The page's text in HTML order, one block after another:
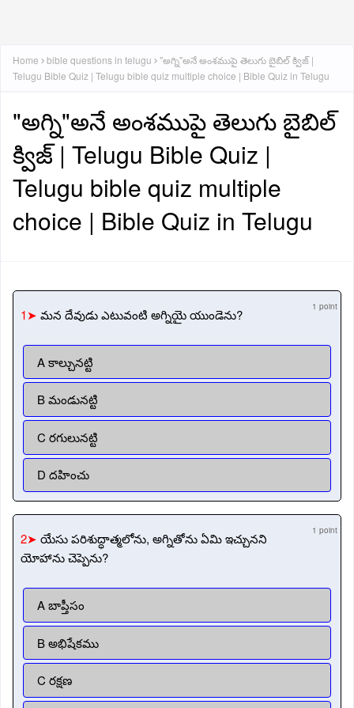
Home bible questions in telugu
"అగ్ని"అనే అంశముపై తెలుగు బైబిల్ క్విజ్ |
Telugu Bible Quiz | Telugu bible quiz multiple choice | Bible Quiz in Telugu
"అగ్ని"అనే అంశముపై తెలుగు బైబిల్
క్విజ్ | Telugu Bible Quiz |
Telugu bible quiz multiple
choice | Bible Quiz in Telugu
1➤ మన దేవుడు ఎటువంటి అగ్నియై యుండెను? 1 point
A కాల్చునట్టి
B మండునట్టి
C రగులునట్టి
D దహించు
2➤ యేసు పరిశుద్ధాత్మలోను, అగ్నితోను ఏమి ఇచ్చునని
యోహాను చెప్పెను?
1 point
A బాప్తీసం
B అభిషేకము
C రక్షణ